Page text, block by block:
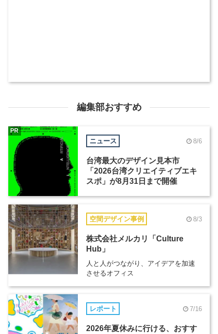
編集部おすすめ
ニュース 8/6
台湾最大のデザイン見本市
「2026台湾クリエイティブエキ
スポ」が8月31日まで開催
PR
空間デザイン事例 8/3
株式会社メルカリ「Culture
Hub」
人と人がつながり、アイデアを加速
させるオフィス
レポート 7/16
2026年夏休みに行ける、おすす